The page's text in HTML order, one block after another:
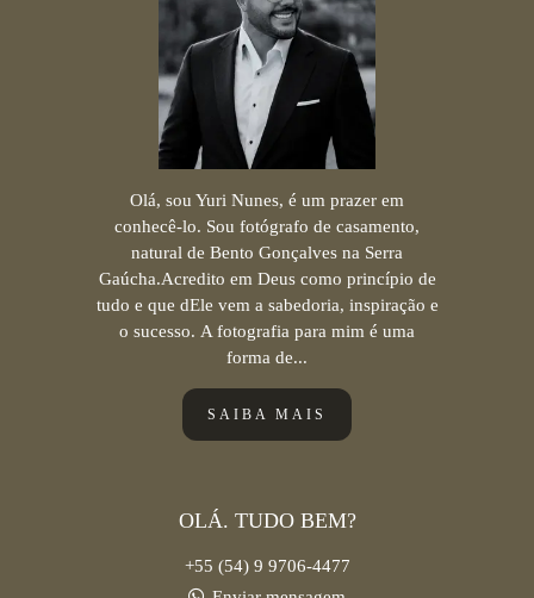
Olá, sou Yuri Nunes, é um prazer em
conhecê-lo. Sou fotógrafo de casamento,
natural de Bento Gonçalves na Serra
Gaúcha.Acredito em Deus como princípio de
tudo e que dEle vem a sabedoria, inspiração e
o sucesso. A fotografia para mim é uma
forma de...
SAIBA MAIS
OLÁ. TUDO BEM?
+55 (54) 9 9706-4477